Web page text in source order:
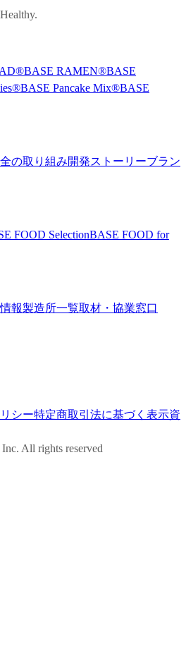
BASE RAMEN®︎BASE
BASE Pancake Mix®︎BASE
の取り組み開発ストーリーブラン
FOOD SelectionBASE FOOD for
報製造所一覧取材・協業窓口
シー特定商取引法に基づく表示資
All rights reserved